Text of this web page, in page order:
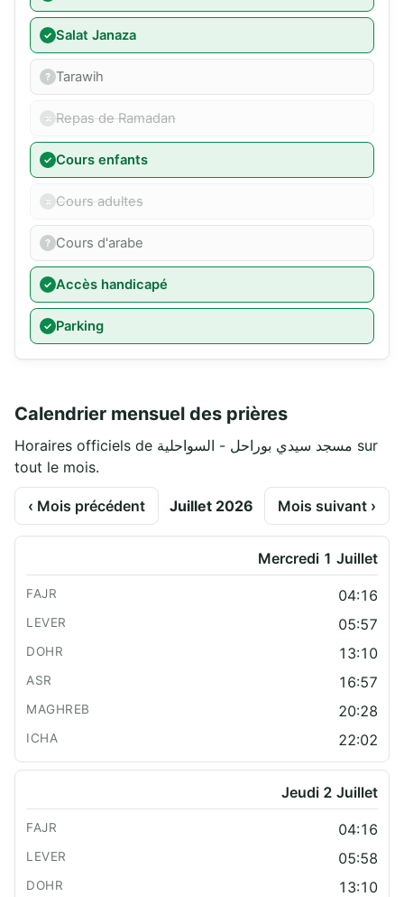
Salat Janaza
Tarawih
Repas de Ramadan
Cours enfants
Cours adultes
Cours d'arabe
Accès handicapé
Parking
Calendrier mensuel des prières
Horaires officiels de مسجد سيدي بوراحل - السواحلية sur
tout le mois.
‹ Mois précédent Juillet 2026 Mois suivant ›
Mercredi 1 Juillet
04:16
05:57
13:10
16:57
20:28
22:02
Jeudi 2 Juillet
04:16
05:58
13:10